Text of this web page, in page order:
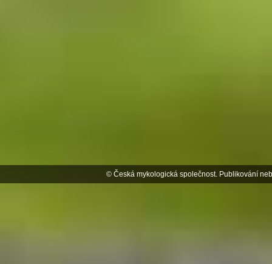
© Česká mykologická společnost. Publikování